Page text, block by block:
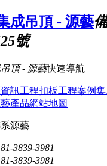
號
快速導航
訊工程扣板工程案例
產品網站地圖
源藝
3839-3981
3839-3981